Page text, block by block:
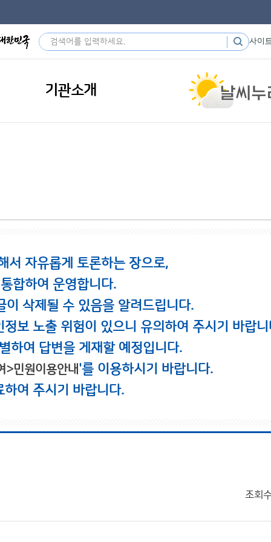
사이
기관소개
서 자유롭게 토론하는 장으로,
합하여 운영합니다.
삭제될 수 있음을 알려드립니다.
보 노출 위험이 있으니 유의하여 주시기 바랍니
하여 답변을 게재할 예정입니다.
>민원이용안내'를 이용하시기 바랍니다.
여 주시기 바랍니다.
조회